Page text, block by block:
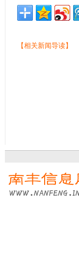
【相关新闻导读】